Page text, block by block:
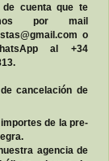
de cuenta que te
por mail
o
al +34
cancelación de
de la pre-
agencia de